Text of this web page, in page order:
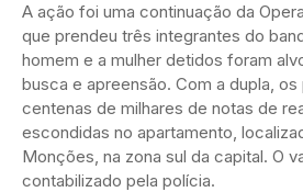
A ação foi uma continuação da
que prendeu três integrantes do
homem e a mulher detidos foram
busca e apreensão. Com a dupla,
centenas de milhares de notas de
escondidas no apartamento,
Monções, na zona sul da capital. O
contabilizado pela polícia.